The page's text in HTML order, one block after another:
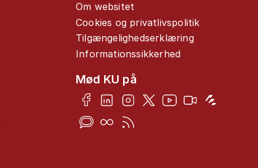
Om websitet
Cookies og privatlivspolitik
Tilgængelighedserklæring
Informationssikkerhed
Mød KU på